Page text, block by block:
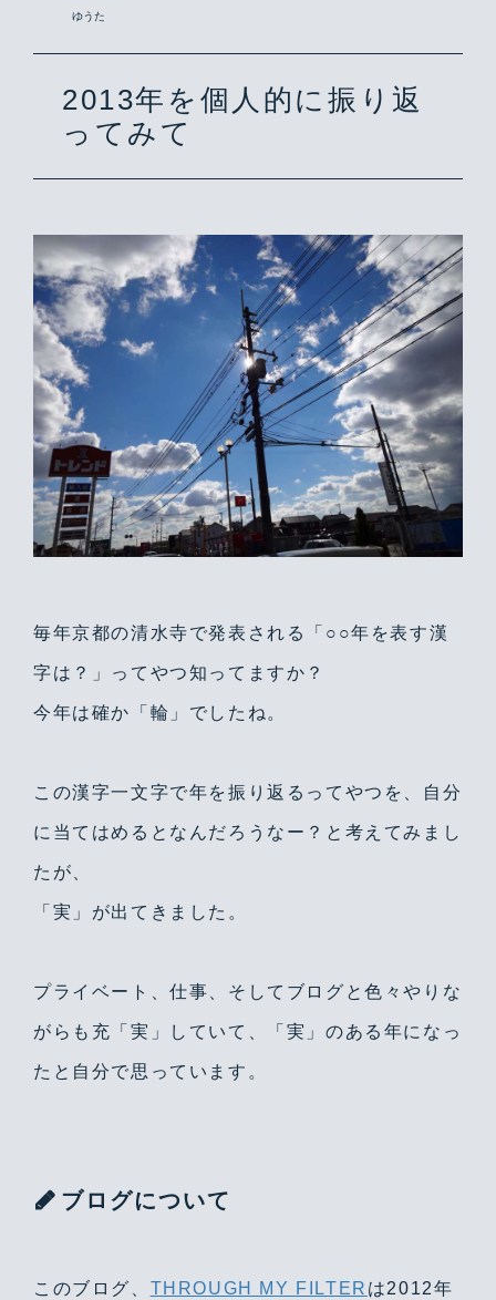
ゆうた
2013年を個人的に振り返
ってみて
毎年京都の清水寺で発表される「○○年を表す漢
字は？」ってやつ知ってますか？
今年は確か「輪」でしたね。
この漢字一文字で年を振り返るってやつを、自分
に当てはめるとなんだろうなー？と考えてみまし
たが、
「実」が出てきました。
プライベート、仕事、そしてブログと色々やりな
がらも充「実」していて、「実」のある年になっ
たと自分で思っています。
ブログについて
このブログ、 THROUGH MY FILTER は2012年